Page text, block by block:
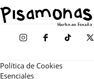
Política de Cookies
Esenciales